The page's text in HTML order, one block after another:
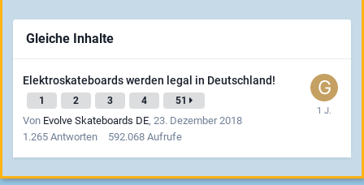
Gleiche Inhalte
Elektroskateboards werden legal in Deutschland!
1 2 3 4 51
Von Evolve Skateboards DE, 23. Dezember 2018
1.265 Antworten 592.068 Aufrufe